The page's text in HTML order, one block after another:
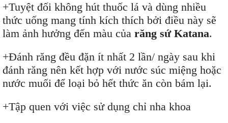
+Tuyệt đối không hút thuốc lá và dùng nhiều
thức uống mang tính kích thích bởi điều này sẽ
làm ảnh hưởng đến màu của răng sứ Katana.
+Đánh răng đều đặn ít nhất 2 lần/ ngày sau khi
đánh răng nên kết hợp với nước súc miệng hoặc
nước muối để loại bỏ hết thức ăn còn bám lại.
+Tập quen với việc sử dụng chỉ nha khoa